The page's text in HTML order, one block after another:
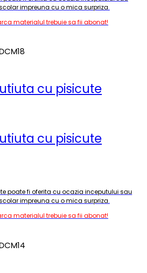
impreuna cu o mica surpriza.
materialul trebuie sa fii abonat!
cu pisicute
cu pisicute
poate fi oferita cu ocazia inceputului sau
impreuna cu o mica surpriza.
materialul trebuie sa fii abonat!